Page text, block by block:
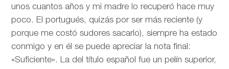
unos cuantos años y mi madre lo recuperó hace muy
poco. El portugués, quizás por ser más reciente (y
porque me costó sudores sacarlo), siempre ha estado
conmigo y en él se puede apreciar la nota final:
«Suficiente». La del título español fue un pelín superior,